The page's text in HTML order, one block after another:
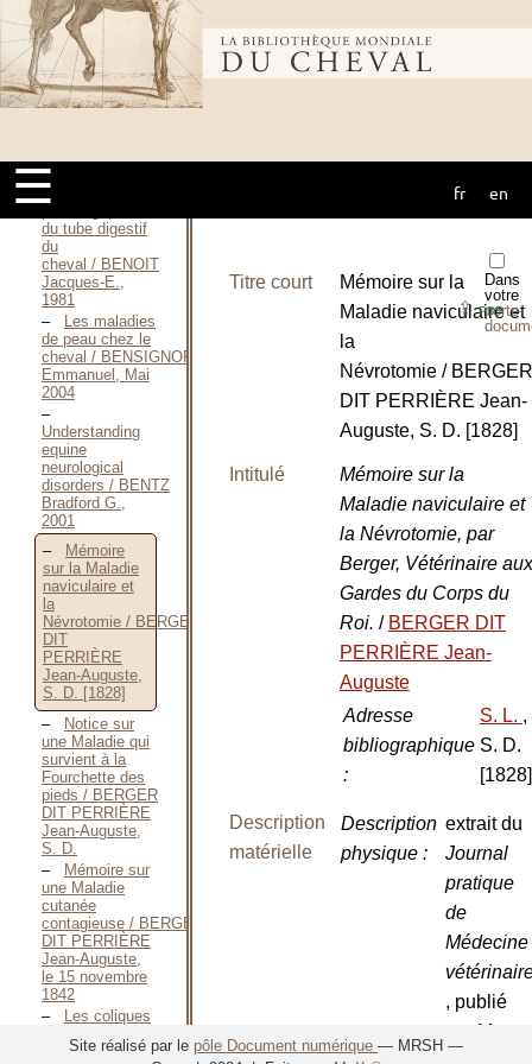
Bibliothèque
mondiale du
cheval
☰ fr en
Étude
critique des
techniques de
mesure de la
protidémie chez
normaux et
du tube digestif
du
cheval / BENOIT
Jacques-E.,
1981
Les maladies
de peau chez le
cheval / BENSIGNOR
Emmanuel, Mai
2004
Understanding
equine
neurological
disorders / BENTZ
Bradford G.,
2001
Mémoire
sur la Maladie
naviculaire et
la
Névrotomie / BERGER
DIT
PERRIÈRE
Jean-Auguste,
S. D. [1828]
Notice sur
une Maladie qui
survient à la
Fourchette des
pieds / BERGER
DIT PERRIÈRE
Jean-Auguste,
S. D.
Mémoire sur
une Maladie
cutanée
contagieuse / BERGER
DIT PERRIÈRE
Jean-Auguste,
le 15 novembre
1842
Les coliques
poulain / BERJAMIN
Dans
votre
porte-
⇪PDF
Titre court
Mémoire sur la
Maladie naviculaire et
la
Névrotomie / BERGER
DIT PERRIÈRE Jean-
Auguste, S. D. [1828]
Intitulé
Mémoire sur la
Maladie naviculaire et
la Névrotomie, par
Berger, Vétérinaire aux
Gardes du Corps du
Roi. / BERGER DIT
PERRIÈRE Jean-
Auguste
Adresse
bibliographique
:
S. L. ,
S. D.
[1828]
Description
matérielle
Description
physique:
extrait du
Journal
pratique
de
Médecine
, publié
par M.
Site réalisé par le pôle Document numérique — MRSH —